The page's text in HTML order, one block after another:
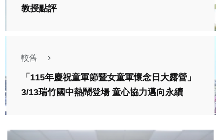
教授點評
較舊
「115年慶祝童軍節暨女童軍懷念日大露營」
3/13瑞竹國中熱鬧登場 童心協力邁向永續